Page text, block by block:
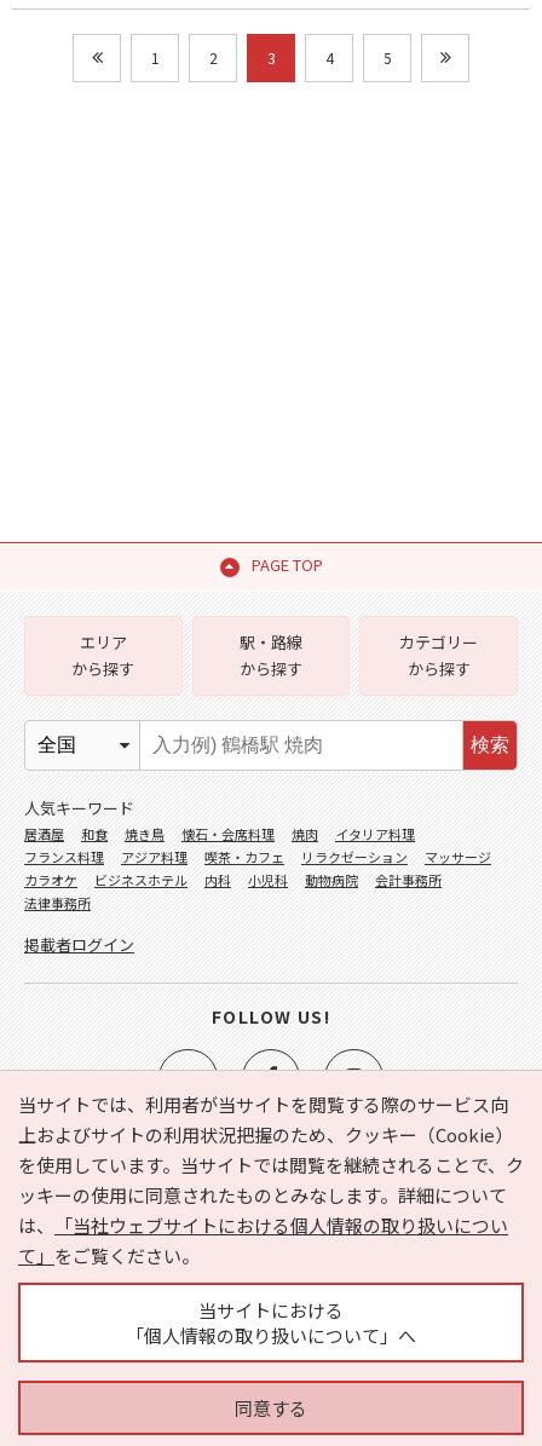
1 2 3 4 5
PAGE TOP
当サイトでは、利用者が当サイトを閲覧する際のサービス向
上およびサイトの利用状況把握のため、クッキー（Cookie）
を使用しています。当サイトでは閲覧を継続されることで、ク
ッキーの使用に同意されたものとみなします。詳細について
は、
「当社ウェブサイトにおける個人情報の取り扱いについ
て」 をご覧ください。
当サイトにおける
「個人情報の取り扱いについて」へ
同意する
e-NAVITA（イーナビタ）とは？ お気に入り
ヘルプ
利用規約
個人情報の取り扱いについて
運営会社
サイトマップ
広告掲載に関するお問い合わせ
エリア
から探す
駅・路線
から探す
カテゴリー
から探す
検索
人気キーワード
居酒屋 和食 焼き鳥 懐石・会席料理 焼肉
イタリア料理
フランス料理
アジア料理 喫茶・カフェ リラクゼーション
マッサージ
カラオケ
ビジネスホテル 内科 小児科 動物病院
会計事務所
法律事務所
掲載者ログイン
FOLLOW US!
Copyright © HYOJITO.Co.,Ltd. All Rights Reserved.